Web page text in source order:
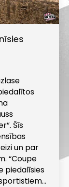
Šīs
un par
“Coupe
piedalīsies